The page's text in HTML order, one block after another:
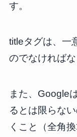
す。
titleタグは、一
のでなければな
また、Google
るとは限らな
くこと（全角